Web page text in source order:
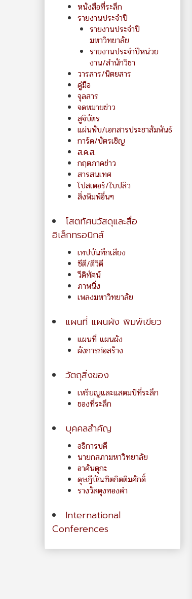
หนังสือที่ระลึก
รายงานประจำปี
รายงานประจำปี
มหาวิทยาลัย
รายงานประจำปีหน่วย
งาน/สำนักวิชา
วารสาร/นิตยสาร
คู่มือ
จุลสาร
จดหมายข่าว
สูจิบัตร
แผ่นพับ/เอกสารประชาสัมพันธ์
การ์ด/บัตรเชิญ
ส.ค.ส.
กฤตภาคข่าว
สารสนเทศ
โปสเตอร์/ใบปลิว
สิ่งพิมพ์อื่นๆ
โสตทัศนวัสดุและสื่อ
อิเล็กทรอนิกส์
เทปบันทึกเสียง
ซีดี/ดีวิดี
วีดิทัศน์
ภาพนิ่ง
เพลงมหาวิทยาลัย
แผนที่ แผนผัง พิมพ์เขียว
แผนที่ แผนผัง
ผังการก่อสร้าง
วัตถุสิ่งของ
เหรียญและแสตมป์ที่ระลึก
ของที่ระลึก
บุคคลสำคัญ
อธิการบดี
นายกสภามหาวิทยาลัย
อาคันตุกะ
ดุษฎีบัณฑิตกิตติมศักดิ์
รางวัลตุงทองคำ
International
Conferences